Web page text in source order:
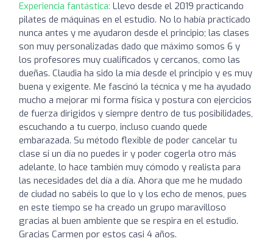
Experiencia fantástica: Llevo desde el 2019 practicando
pilates de máquinas en el estudio. No lo había practicado
nunca antes y me ayudaron desde el principio; las clases
son muy personalizadas dado que máximo somos 6 y
los profesores muy cualificados y cercanos, como las
dueñas. Claudia ha sido la mía desde el principio y es muy
buena y exigente. Me fascinó la técnica y me ha ayudado
mucho a mejorar mi forma física y postura con ejercicios
de fuerza dirigidos y siempre dentro de tus posibilidades,
escuchando a tu cuerpo, incluso cuando quede
embarazada. Su método flexible de poder cancelar tu
clase si un día no puedes ir y poder cogerla otro más
adelante, lo hace también muy cómodo y realista para
las necesidades del día a día. Ahora que me he mudado
de ciudad no sabéis lo que lo y los echo de menos, pues
en este tiempo se ha creado un grupo maravilloso
gracias al buen ambiente que se respira en el estudio.
Gracias Carmen por estos casi 4 años.